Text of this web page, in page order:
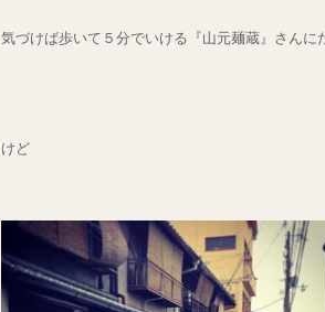
気づけば歩いて５分でいける『山元麺蔵』さんに
けど